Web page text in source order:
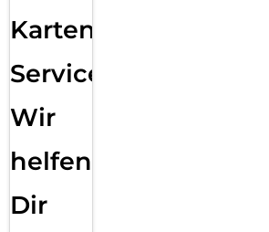
Karten
Service:
Wir
helfen
Dir